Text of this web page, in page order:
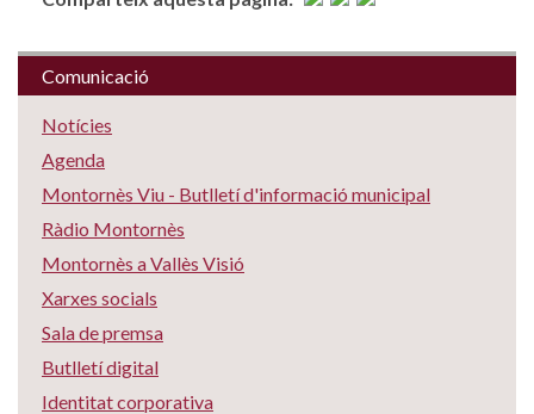
Comunicació
Notícies
Agenda
Montornès Viu - Butlletí d'informació municipal
Ràdio Montornès
Montornès a Vallès Visió
Xarxes socials
Sala de premsa
Butlletí digital
Identitat corporativa